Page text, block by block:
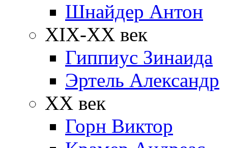
Шнайдер Антон
XIX-XX век
Гиппиус Зинаида
Эртель Александр
XX век
Горн Виктор